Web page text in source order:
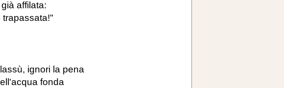
affilata:
trapassata!"
ignori la pena
fonda